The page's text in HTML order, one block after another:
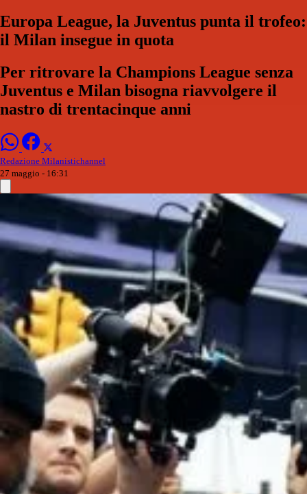
Europa League, la Juventus punta il trofeo:
il Milan insegue in quota
Per ritrovare la Champions League senza
Juventus e Milan bisogna riavvolgere il
nastro di trentacinque anni
Redazione Milanistichannel
27 maggio - 16:31